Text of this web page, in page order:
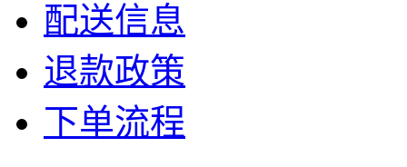
配送信息
退款政策
下单流程